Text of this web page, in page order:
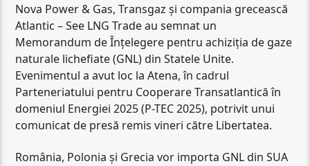
Nova Power & Gas, Transgaz și compania grecească
Atlantic – See LNG Trade au semnat un
Memorandum de Înțelegere pentru achiziția de gaze
naturale lichefiate (GNL) din Statele Unite.
Evenimentul a avut loc la Atena, în cadrul
Parteneriatului pentru Cooperare Transatlantică în
domeniul Energiei 2025 (P-TEC 2025), potrivit unui
comunicat de presă remis vineri către Libertatea.
România, Polonia și Grecia vor importa GNL din SUA